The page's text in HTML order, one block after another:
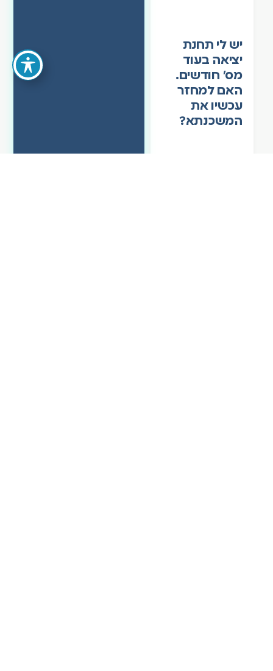
יש לי תחנת
יציאה בעוד
מס' חודשים.
האם למחזר
עכשיו את
המשכנתא?